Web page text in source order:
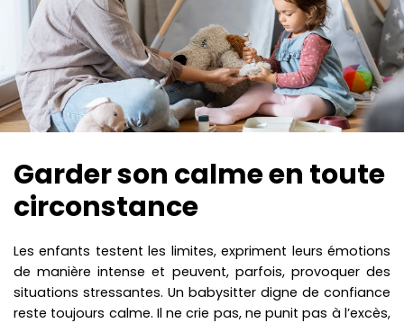
Garder son calme en toute
circonstance
Les enfants testent les limites, expriment leurs émotions
de manière intense et peuvent, parfois, provoquer des
situations stressantes. Un babysitter digne de confiance
reste toujours calme. Il ne crie pas, ne punit pas à l’excès,